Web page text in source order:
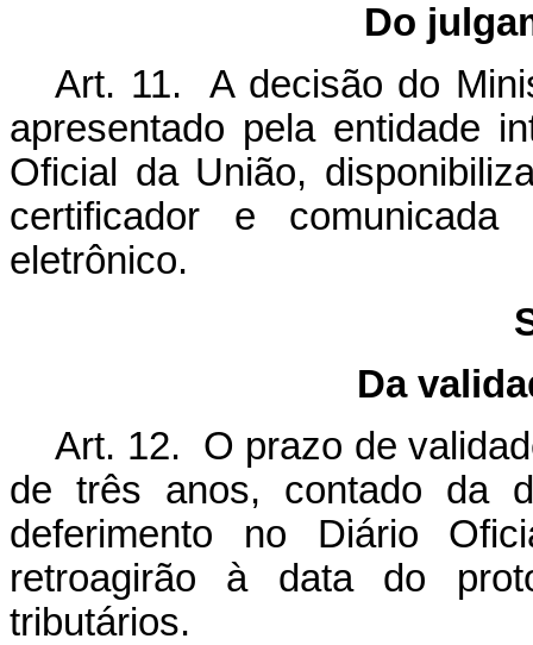
Do
Art. 11. A decisão do
apresentado pela entidade
Oficial da União,
certificador e
eletrônico.
Da
Art. 12. O prazo de
de três anos, contado da
deferimento no Diário
retroagirão à data do
tributários.